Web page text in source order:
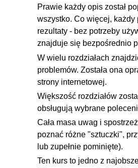
Prawie każdy opis został
wszystko. Co więcej, każdy
rezultaty - bez potrzeby
znajduje się bezpośrednio
W wielu rozdziałach
problemów. Została ona
strony internetowej.
Większość rozdziałów
obsługują wybrane
Cała masa uwag i
poznać różne "sztuczki",
lub zupełnie pominięte).
Ten kurs to jedno z